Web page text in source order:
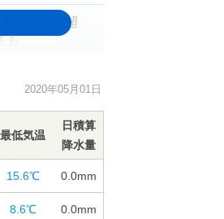
250地点超
も
がピーク 7月
北海道で今年
2020年05月01日
最低気温
日積算
降水量
15.6℃ 0.0mm
8.6℃ 0.0mm